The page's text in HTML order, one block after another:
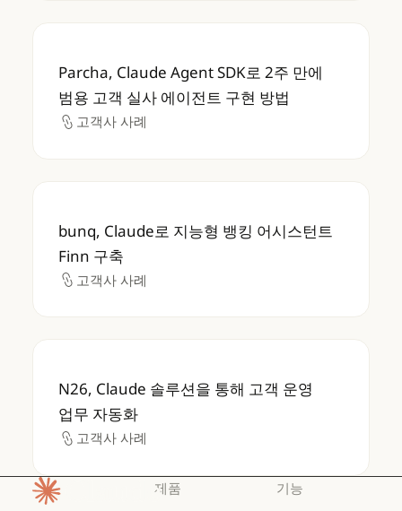
Parcha, Claude Agent SDK로 2주 만에 범용
Parcha, Claude Agent SDK로 2주 만에
범용 고객 실사 에이전트 구현 방법
고객사 사례
고객사 사례
bunq, Claude로 지능형 뱅킹 어시스턴트
bunq, Claude로 지능형 뱅킹 어시스턴트
Finn 구축
고객사 사례
고객사 사례
N26, Claude 솔루션을 통해 고객 운영 업무
N26, Claude 솔루션을 통해 고객 운영
업무 자동화
고객사 사례
고객사 사례
제품 기능